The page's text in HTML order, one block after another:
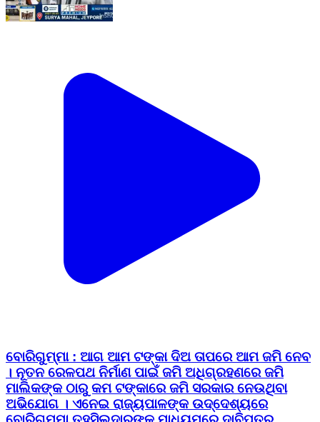
ବୋରିଗୁମ୍ମା : ଆଗ ଆମ ଟଙ୍କା ଦିଅ ତାପରେ ଆମ ଜମି ନେବ
। ନୂତନ ରେଳପଥ ନିର୍ମାଣ ପାଇଁ ଜମି ଅଧିଗ୍ରହଣରେ ଜମି
ମାଲିକଙ୍କ ଠାରୁ କମ ଟଙ୍କାରେ ଜମି ସରକାର ନେଉଥିବା
ଅଭିଯୋଗ । ଏନେଇ ରାଜ୍ୟପାଳଙ୍କ ଉଦ୍ଦେଶ୍ୟରେ